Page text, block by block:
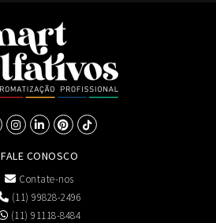
FALE CONOSCO
Contate-nos
(11) 99828-2496
(11) 91118-8484